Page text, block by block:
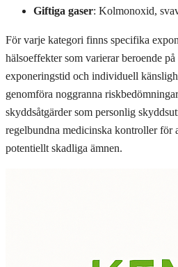
Giftiga gaser: Kolmonoxid,
För varje kategori finns specifika
hälsoeffekter som varierar beroende
exponeringstid och individuell
genomföra noggranna
skyddsåtgärder som personlig
regelbundna medicinska kontroller för
potentiellt skadliga ämnen.